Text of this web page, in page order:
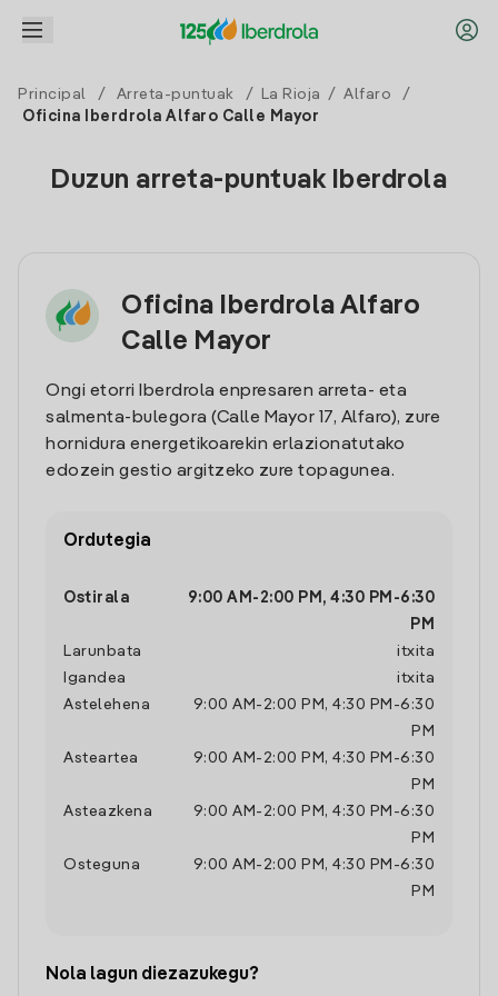
Principal / Arreta-puntuak / La Rioja / Alfaro
/
Oficina Iberdrola Alfaro Calle Mayor
Duzun arreta-puntuak Iberdrola
Oficina Iberdrola Alfaro
Calle Mayor
Ongi etorri Iberdrola enpresaren arreta- eta
salmenta-bulegora (Calle Mayor 17, Alfaro), zure
hornidura energetikoarekin erlazionatutako
edozein gestio argitzeko zure topagunea.
Ordutegia
Ostirala 9:00 AM - 2:00 PM , 4:30 PM -6:30
PM
Larunbata
itxita
Igandea
itxita
Astelehena
9:00 AM - 2:00 PM , 4:30 PM -6:30
PM
Asteartea
9:00 AM - 2:00 PM , 4:30 PM -6:30
PM
Asteazkena
9:00 AM - 2:00 PM , 4:30 PM -6:30
PM
Osteguna
9:00 AM - 2:00 PM , 4:30 PM -6:30
PM
Nola lagun diezazukegu?